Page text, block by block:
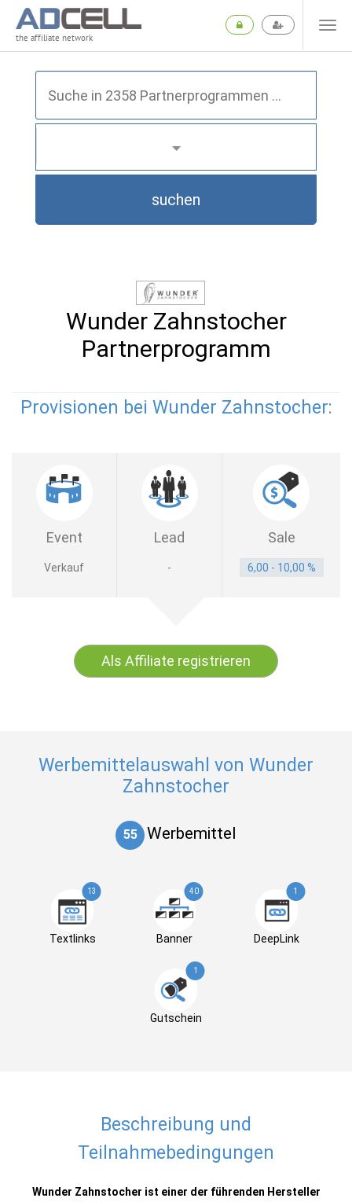
the affiliate network
suchen
Wunder Zahnstocher
Partnerprogramm
Provisionen bei Wunder Zahnstocher:
Event Lead Sale
Verkauf - 6,00 - 10,00 %
Als Affiliate registrieren
Werbemittelauswahl von Wunder
Zahnstocher
55 Werbemittel
13
Textlinks
40
Banner
1
DeepLink
1
Gutschein
Beschreibung und
Teilnahmebedingungen
Wunder Zahnstocher ist einer der führenden Hersteller